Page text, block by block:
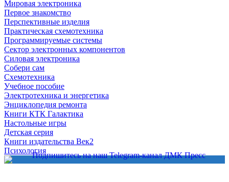
Мировая электроника
Первое знакомство
Перспективные изделия
Практическая схемотехника
Программируемые системы
Сектор электронных компонентов
Силовая электроника
Собери сам
Схемотехника
Учебное пособие
Электротехника и энергетика
Энциклопедия ремонта
Книги КТК Галактика
Настольные игры
Детская серия
Книги издательства Век2
Психология